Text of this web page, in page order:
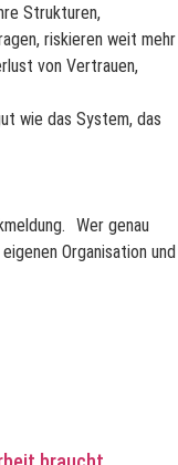
Strukturen,
riskieren weit mehr
von Vertrauen,
wie das System, das
Wer genau
Organisation und